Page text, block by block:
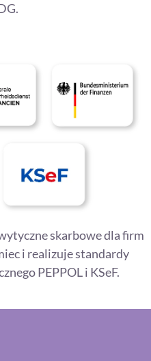
skarbowe dla firm
i realizuje standardy
PEPPOL i KSeF.